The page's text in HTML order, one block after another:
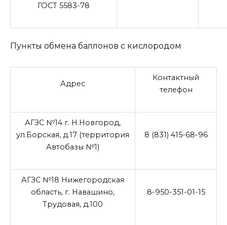
ГОСТ 5583-78
Пункты обмена баллонов с кислородом
Адрес
Контактный
телефон
АГЗС №14 г. Н.Новгород,
ул.Борская, д.17 (территория
Автобазы №1)
8 (831) 415-68-96
АГЗС №18 Нижегородская
область, г. Навашино,
Трудовая, д.100
8-950-351-01-15